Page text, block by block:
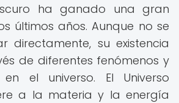
ha ganado una gran
últimos años. Aunque no se
directamente, su existencia
de diferentes fenómenos y
en el universo. El Universo
a la materia y la energía